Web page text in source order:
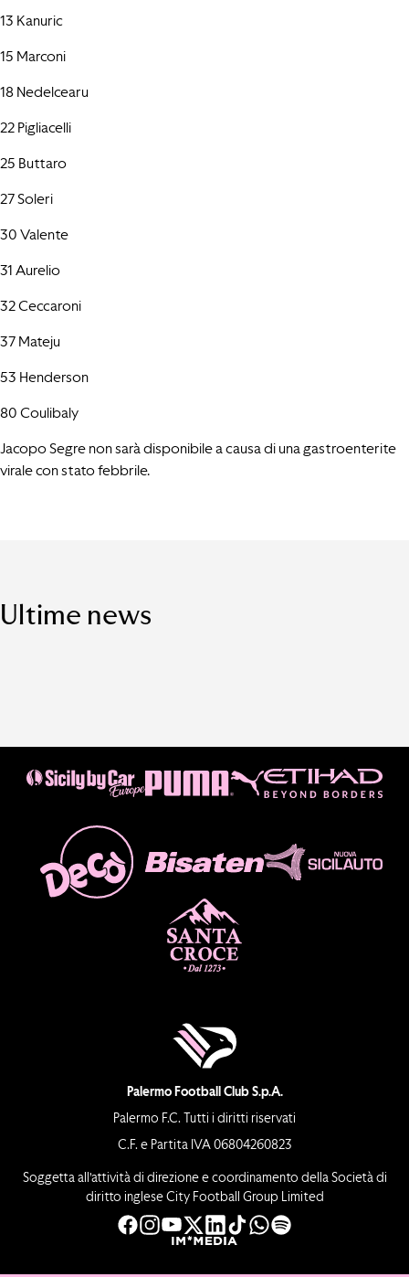
13 Kanuric
15 Marconi
18 Nedelcearu
22 Pigliacelli
25 Buttaro
27 Soleri
30 Valente
31 Aurelio
32 Ceccaroni
37 Mateju
53 Henderson
80 Coulibaly
Jacopo Segre non sarà disponibile a causa di una gastroenterite
virale con stato febbrile.
Ultime news
Palermo Football Club S.p.A.
Palermo F.C. Tutti i diritti riservati
C.F. e Partita IVA 06804260823
Soggetta all’attività di direzione e coordinamento della Società di
diritto inglese City Football Group Limited